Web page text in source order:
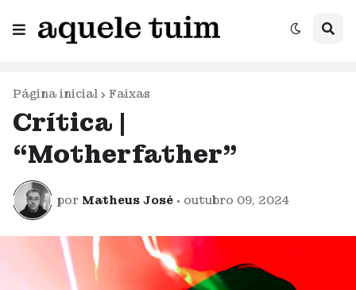
Página inicial Faixas
Crítica |
“Motherfather”
por Matheus José • outubro 09, 2024